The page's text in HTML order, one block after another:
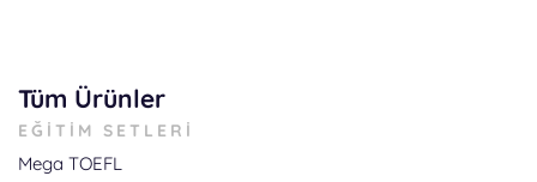
Tüm Ürünler
EĞITIM SETLERI
Mega TOEFL